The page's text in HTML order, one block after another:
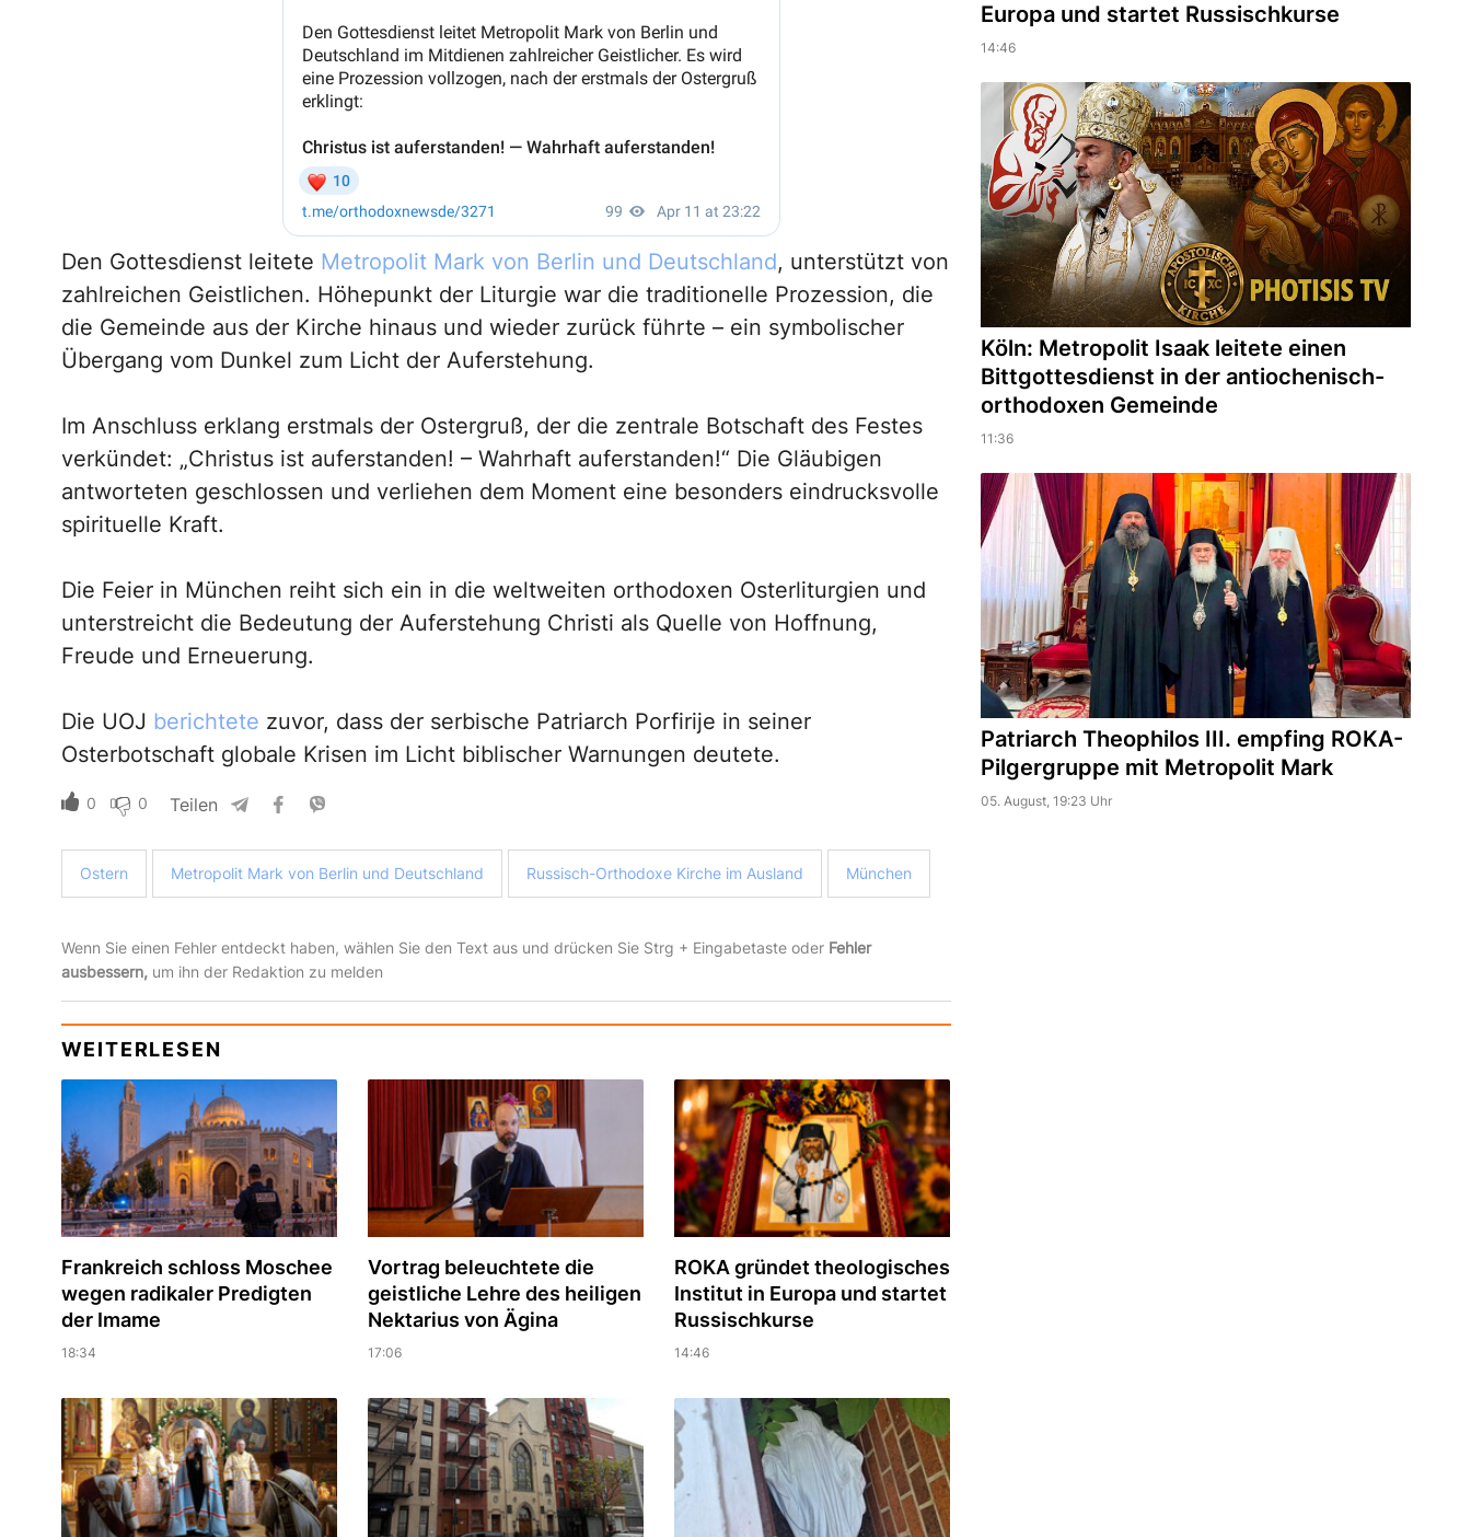
Den Gottesdienst leitete Metropolit Mark von Berlin und Deutschland, unterstützt von
zahlreichen Geistlichen. Höhepunkt der Liturgie war die traditionelle Prozession, die
die Gemeinde aus der Kirche hinaus und wieder zurück führte – ein symbolischer
Übergang vom Dunkel zum Licht der Auferstehung.
Im Anschluss erklang erstmals der Ostergruß, der die zentrale Botschaft des Festes
verkündet: „Christus ist auferstanden! – Wahrhaft auferstanden!“ Die Gläubigen
antworteten geschlossen und verliehen dem Moment eine besonders eindrucksvolle
spirituelle Kraft.
Die Feier in München reiht sich ein in die weltweiten orthodoxen Osterliturgien und
unterstreicht die Bedeutung der Auferstehung Christi als Quelle von Hoffnung,
Freude und Erneuerung.
Die UOJ berichtete zuvor, dass der serbische Patriarch Porfirije in seiner
Osterbotschaft globale Krisen im Licht biblischer Warnungen deutete.
0 0 Teilen
Ostern Metropolit Mark von Berlin und Deutschland Russisch-Orthodoxe Kirche im Ausland München
Wenn Sie einen Fehler entdeckt haben, wählen Sie den Text aus und drücken Sie Strg + Eingabetaste oder Fehler
ausbessern,um ihn der Redaktion zu melden
WEITERLESEN
Frankreich schloss Moschee
wegen radikaler Predigten
der Imame
18:34
Vortrag beleuchtete die
geistliche Lehre des heiligen
Nektarius von Ägina
17:06
ROKA gründet theologisches
Institut in Europa und startet
Russischkurse
14:46
Europa und startet Russischkurse
14:46
Köln: Metropolit Isaak leitete einen
Bittgottesdienst in der antiochenisch-
orthodoxen Gemeinde
11:36
Patriarch Theophilos III. empfing ROKA-
Pilgergruppe mit Metropolit Mark
05. August, 19:23 Uhr